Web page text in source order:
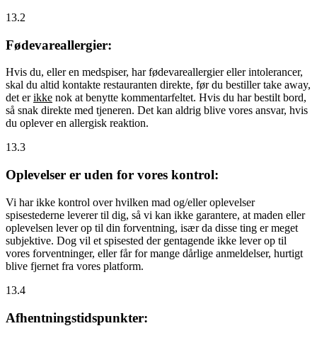
13.2
Fødevareallergier:
Hvis du, eller en medspiser, har fødevareallergier eller intolerancer,
skal du altid kontakte restauranten direkte, før du bestiller take away,
det erikke nok at benytte kommentarfeltet. Hvis du har bestilt bord,
så snak direkte med tjeneren. Det kan aldrig blive vores ansvar, hvis
du oplever en allergisk reaktion.
13.3
Oplevelser er uden for vores kontrol:
Vi har ikke kontrol over hvilken mad og/eller oplevelser
spisestederne leverer til dig, så vi kan ikke garantere, at maden eller
oplevelsen lever op til din forventning, især da disse ting er meget
subjektive. Dog vil et spisested der gentagende ikke lever op til
vores forventninger, eller får for mange dårlige anmeldelser, hurtigt
blive fjernet fra vores platform.
13.4
Afhentningstidspunkter: